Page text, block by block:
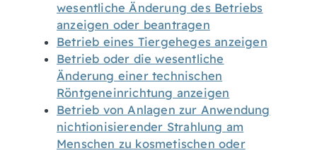
wesentliche Änderung des Betriebs
anzeigen oder beantragen
Betrieb eines Tiergeheges anzeigen
Betrieb oder die wesentliche
Änderung einer technischen
Röntgeneinrichtung anzeigen
Betrieb von Anlagen zur Anwendung
nichtionisierender Strahlung am
Menschen zu kosmetischen oder